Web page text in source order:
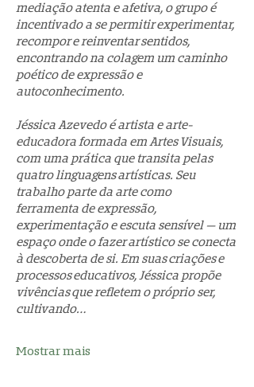
mediação atenta e afetiva, o grupo é
incentivado a se permitir experimentar,
recompor e reinventar sentidos,
encontrando na colagem um caminho
poético de expressão e
autoconhecimento.
Jéssica Azevedo é artista e arte-
educadora formada em Artes Visuais,
com uma prática que transita pelas
quatro linguagens artísticas. Seu
trabalho parte da arte como
ferramenta de expressão,
experimentação e escuta sensível — um
espaço onde o fazer artístico se conecta
à descoberta de si. Em suas criações e
processos educativos, Jéssica propõe
vivências que refletem o próprio ser,
cultivando…
Mostrar mais